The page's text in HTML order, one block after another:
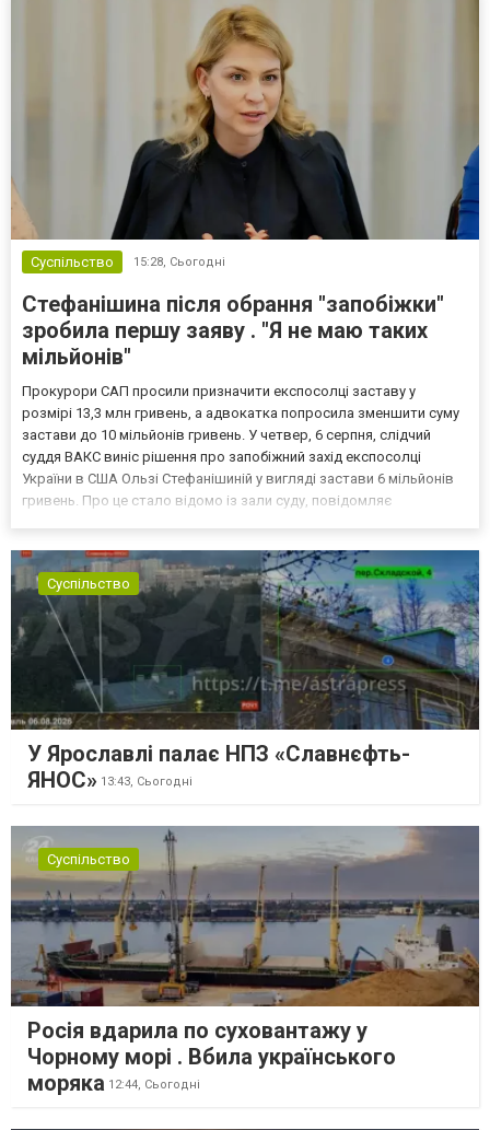
Суспільство 15:28, Сьогодні
Стефанішина після обрання "запобіжки"
зробила першу заяву . "Я не маю таких
мільйонів"
Прокурори САП просили призначити експосолці заставу у
розмірі 13,3 млн гривень, а адвокатка попросила зменшити суму
застави до 10 мільйонів гривень. У четвер, 6 серпня, слідчий
суддя ВАКС виніс рішення про запобіжний захід експосолці
України в США Ользі Стефанішиній у вигляді застави 6 мільйонів
гривень. Про це стало відомо із зали суду, повідомляє
Суспільство
У Ярославлі палає НПЗ «Славнєфть-
ЯНОС» 13:43, Сьогодні
Суспільство
Росія вдарила по суховантажу у
Чорному морі . Вбила українського
моряка 12:44, Сьогодні